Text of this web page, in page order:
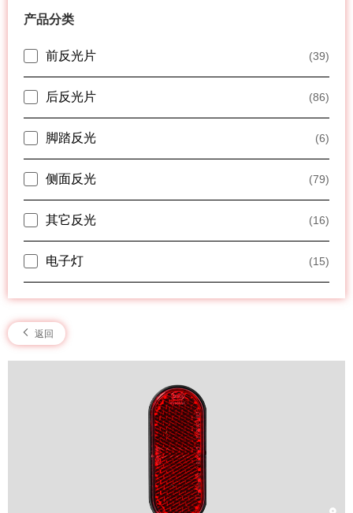
产品分类
前反光片 (39)
后反光片 (86)
脚踏反光 (6)
侧面反光 (79)
其它反光 (16)
电子灯 (15)
返回